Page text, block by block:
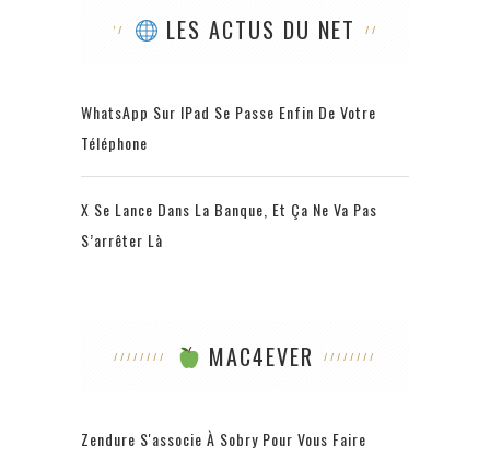
LES ACTUS DU NET
WhatsApp Sur IPad Se Passe Enfin De Votre
Téléphone
X Se Lance Dans La Banque, Et Ça Ne Va Pas
S’arrêter Là
MAC4EVER
Zendure S'associe À Sobry Pour Vous Faire